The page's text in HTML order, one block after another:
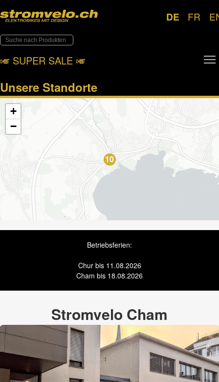
DE FR
🎺︎ SUPER SALE 🎺︎
Unsere Standorte
10
+
−
Betriebsferien:
Chur bis 11.08.2026
Cham bis 18.08.2026
Stromvelo Cham